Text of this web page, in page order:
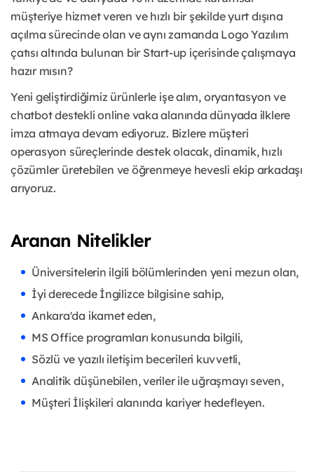
müşteriye hizmet veren ve hızlı bir şekilde yurt dışına
açılma sürecinde olan ve aynı zamanda Logo Yazılım
çatısı altında bulunan bir Start-up içerisinde çalışmaya
hazır mısın?
Yeni geliştirdiğimiz ürünlerle işe alım, oryantasyon ve
chatbot destekli online vaka alanında dünyada ilklere
imza atmaya devam ediyoruz. Bizlere müşteri
operasyon süreçlerinde destek olacak, dinamik, hızlı
çözümler üretebilen ve öğrenmeye hevesli ekip arkadaşı
arıyoruz.
Aranan Nitelikler
Üniversitelerin ilgili bölümlerinden yeni mezun olan,
İyi derecede İngilizce bilgisine sahip,
Ankara'da ikamet eden,
MS Office programları konusunda bilgili,
Sözlü ve yazılı iletişim becerileri kuvvetli,
Analitik düşünebilen, veriler ile uğraşmayı seven,
Müşteri İlişkileri alanında kariyer hedefleyen.